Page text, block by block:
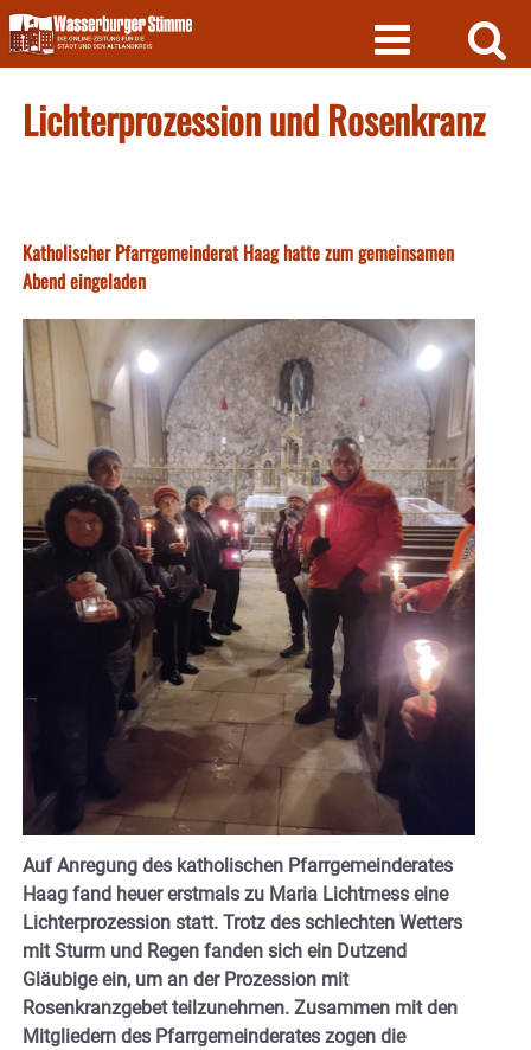
Skip
to
content
Lichterprozession und Rosenkranz
Katholischer Pfarrgemeinderat Haag hatte zum gemeinsamen
Abend eingeladen
Auf Anregung des katholischen Pfarrgemeinderates
Haag fand heuer erstmals zu Maria Lichtmess eine
Lichterprozession statt. Trotz des schlechten Wetters
mit Sturm und Regen fanden sich ein Dutzend
Gläubige ein, um an der Prozession mit
Rosenkranzgebet teilzunehmen. Zusammen mit den
Mitgliedern des Pfarrgemeinderates zogen die